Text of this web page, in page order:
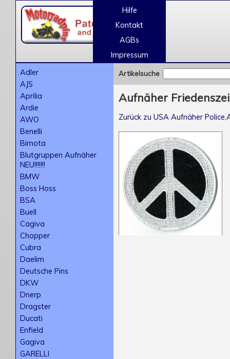
Hilfe
Kontakt
AGBs
Impressum
Adler
AJS
Aprilia
Ardie
AWO
Benelli
Bimota
Blutgruppen Aufnäher
NEU!!!!!!!
BMW
Boss Hoss
BSA
Buell
Cagiva
Chopper
Cubra
Daelim
Deutsche Pins
DKW
Dnerp
Dragster
Ducati
Enfield
Gagiva
GARELLI
Artikelsuche
Aufnäher
Zurück zu USA Aufnäher